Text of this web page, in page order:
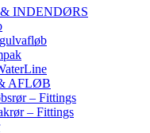
INDENDØRS
AFLØB
– Fittings
– Fittings